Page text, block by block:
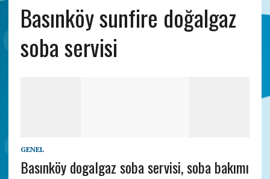
Basınköy sunfire doğalgaz
soba servisi
GENEL
Basınköy dogalgaz soba servisi, soba bakımı